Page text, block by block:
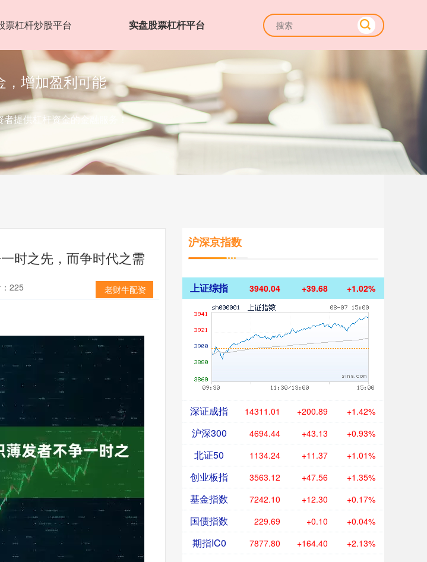
票杠杆炒股平台 实盘股票杠杆平台
，增加盈利可能
者提供杠杆资金的金融服务！
时之先，而争时代之需
老财牛配资
225
沪深京指数
上证综指 3940.04 +39.68 +1.02%
深证成指 14311.01 +200.89 +1.42%
沪深300 4694.44 +43.13 +0.93%
北证50 1134.24 +11.37 +1.01%
创业板指 3563.12 +47.56 +1.35%
基金指数 7242.10 +12.30 +0.17%
国债指数 229.69 +0.10 +0.04%
期指IC0 7877.80 +164.40 +2.13%